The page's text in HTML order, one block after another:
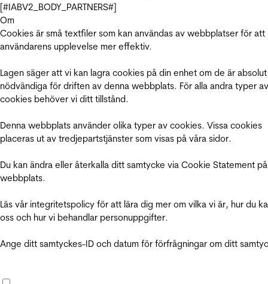
[#IABV2_BODY_PARTNERS#]
Om
Cookies är små textfiler som kan användas av webbplatser för att
användarens upplevelse mer effektiv.
Lagen säger att vi kan lagra cookies på din enhet om de är absolut
nödvändiga för driften av denna webbplats. För alla andra typer av
cookies behöver vi ditt tillstånd.
Denna webbplats använder olika typer av cookies. Vissa cookies
placeras ut av tredjepartstjänster som visas på våra sidor.
Du kan ändra eller återkalla ditt samtycke via Cookie Statement
webbplats.
Läs vår integritetspolicy för att lära dig mer om vilka vi är, hur du
oss och hur vi behandlar personuppgifter.
Ange ditt samtyckes-ID och datum för förfrågningar om ditt